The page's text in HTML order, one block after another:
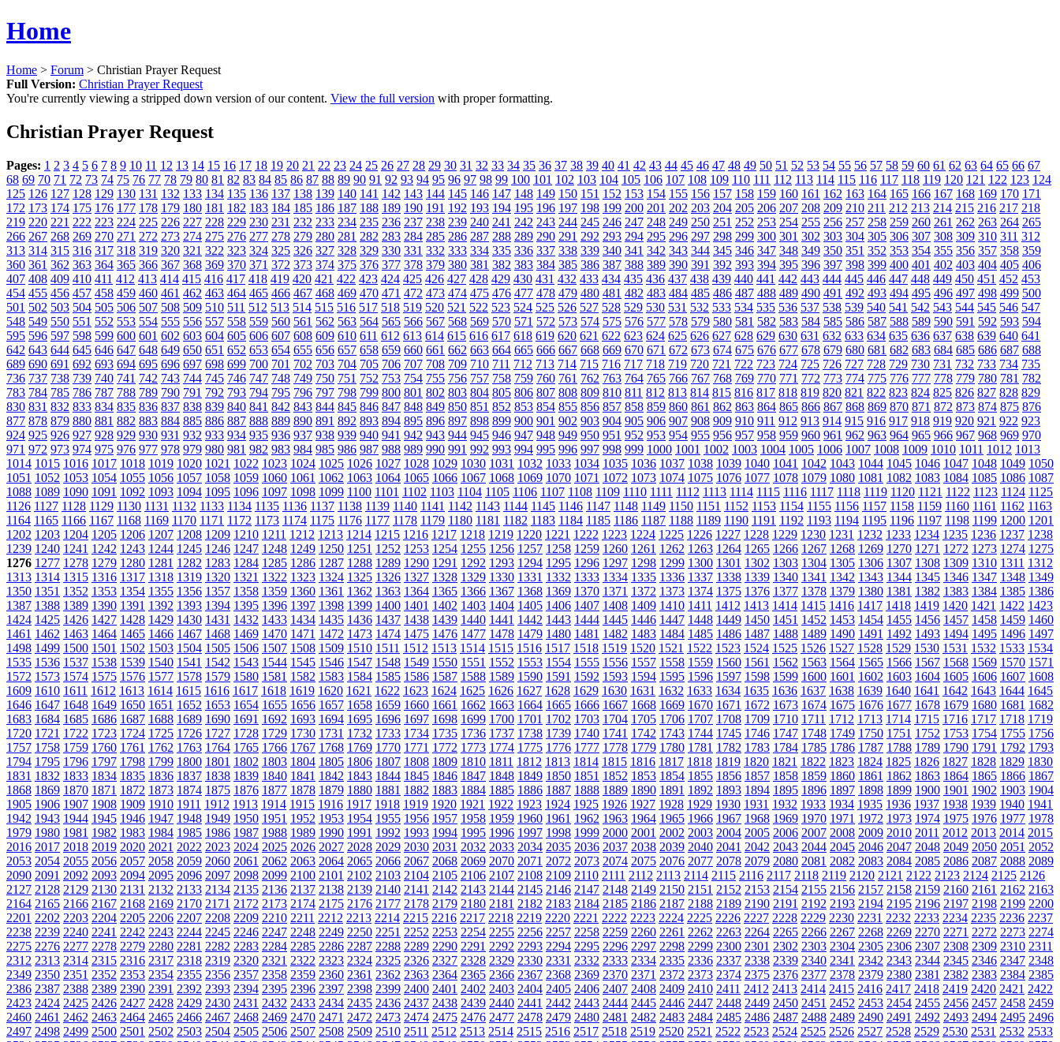
Home
Home > Forum > Christian Prayer Request
Full Version: Christian Prayer Request
You're currently viewing a stripped down version of our content. View the full version with proper formatting.
Christian Prayer Request
Pages: 1 2 3 4 5 6 7 8 9 10 11 12 13 14 15 16 17 18 19 20 21 22 23 24 25 26 27 28 29 30 31 32 33 34 35 36 37 38 39 40 41 42 43 44 45 46 47 48 49 50 51 52 53 54 55 56 57 58 59 60 61 62 63 64 65 66 67
68 69 70 71 72 73 74 75 76 77 78 79 80 81 82 83 84 85 86 87 88 89 90 91 92 93 94 95 96 97 98 99 100 101 102 103 104 105 106 107 108 109 110 111 112 113 114 115 116 117 118 119 120 121 122 123 124
125 126 127 128 129 130 131 132 133 134 135 136 137 138 139 140 141 142 143 144 145 146 147 148 149 150 151 152 153 154 155 156 157 158 159 160 161 162 163 164 165 166 167 168 169 170 171
172 173 174 175 176 177 178 179 180 181 182 183 184 185 186 187 188 189 190 191 192 193 194 195 196 197 198 199 200 201 202 203 204 205 206 207 208 209 210 211 212 213 214 215 216 217 218
219 220 221 222 223 224 225 226 227 228 229 230 231 232 233 234 235 236 237 238 239 240 241 242 243 244 245 246 247 248 249 250 251 252 253 254 255 256 257 258 259 260 261 262 263 264 265
266 267 268 269 270 271 272 273 274 275 276 277 278 279 280 281 282 283 284 285 286 287 288 289 290 291 292 293 294 295 296 297 298 299 300 301 302 303 304 305 306 307 308 309 310 311 312
313 314 315 316 317 318 319 320 321 322 323 324 325 326 327 328 329 330 331 332 333 334 335 336 337 338 339 340 341 342 343 344 345 346 347 348 349 350 351 352 353 354 355 356 357 358 359
360 361 362 363 364 365 366 367 368 369 370 371 372 373 374 375 376 377 378 379 380 381 382 383 384 385 386 387 388 389 390 391 392 393 394 395 396 397 398 399 400 401 402 403 404 405 406
407 408 409 410 411 412 413 414 415 416 417 418 419 420 421 422 423 424 425 426 427 428 429 430 431 432 433 434 435 436 437 438 439 440 441 442 443 444 445 446 447 448 449 450 451 452 453
454 455 456 457 458 459 460 461 462 463 464 465 466 467 468 469 470 471 472 473 474 475 476 477 478 479 480 481 482 483 484 485 486 487 488 489 490 491 492 493 494 495 496 497 498 499 500
501 502 503 504 505 506 507 508 509 510 511 512 513 514 515 516 517 518 519 520 521 522 523 524 525 526 527 528 529 530 531 532 533 534 535 536 537 538 539 540 541 542 543 544 545 546 547
548 549 550 551 552 553 554 555 556 557 558 559 560 561 562 563 564 565 566 567 568 569 570 571 572 573 574 575 576 577 578 579 580 581 582 583 584 585 586 587 588 589 590 591 592 593 594
595 596 597 598 599 600 601 602 603 604 605 606 607 608 609 610 611 612 613 614 615 616 617 618 619 620 621 622 623 624 625 626 627 628 629 630 631 632 633 634 635 636 637 638 639 640 641
642 643 644 645 646 647 648 649 650 651 652 653 654 655 656 657 658 659 660 661 662 663 664 665 666 667 668 669 670 671 672 673 674 675 676 677 678 679 680 681 682 683 684 685 686 687 688
689 690 691 692 693 694 695 696 697 698 699 700 701 702 703 704 705 706 707 708 709 710 711 712 713 714 715 716 717 718 719 720 721 722 723 724 725 726 727 728 729 730 731 732 733 734 735
736 737 738 739 740 741 742 743 744 745 746 747 748 749 750 751 752 753 754 755 756 757 758 759 760 761 762 763 764 765 766 767 768 769 770 771 772 773 774 775 776 777 778 779 780 781 782
783 784 785 786 787 788 789 790 791 792 793 794 795 796 797 798 799 800 801 802 803 804 805 806 807 808 809 810 811 812 813 814 815 816 817 818 819 820 821 822 823 824 825 826 827 828 829
830 831 832 833 834 835 836 837 838 839 840 841 842 843 844 845 846 847 848 849 850 851 852 853 854 855 856 857 858 859 860 861 862 863 864 865 866 867 868 869 870 871 872 873 874 875 876
877 878 879 880 881 882 883 884 885 886 887 888 889 890 891 892 893 894 895 896 897 898 899 900 901 902 903 904 905 906 907 908 909 910 911 912 913 914 915 916 917 918 919 920 921 922 923
924 925 926 927 928 929 930 931 932 933 934 935 936 937 938 939 940 941 942 943 944 945 946 947 948 949 950 951 952 953 954 955 956 957 958 959 960 961 962 963 964 965 966 967 968 969 970
971 972 973 974 975 976 977 978 979 980 981 982 983 984 985 986 987 988 989 990 991 992 993 994 995 996 997 998 999 1000 1001 1002 1003 1004 1005 1006 1007 1008 1009 1010 1011 1012 1013
1014 1015 1016 1017 1018 1019 1020 1021 1022 1023 1024 1025 1026 1027 1028 1029 1030 1031 1032 1033 1034 1035 1036 1037 1038 1039 1040 1041 1042 1043 1044 1045 1046 1047 1048 1049 1050
1051 1052 1053 1054 1055 1056 1057 1058 1059 1060 1061 1062 1063 1064 1065 1066 1067 1068 1069 1070 1071 1072 1073 1074 1075 1076 1077 1078 1079 1080 1081 1082 1083 1084 1085 1086 1087
1088 1089 1090 1091 1092 1093 1094 1095 1096 1097 1098 1099 1100 1101 1102 1103 1104 1105 1106 1107 1108 1109 1110 1111 1112 1113 1114 1115 1116 1117 1118 1119 1120 1121 1122 1123 1124 1125
1126 1127 1128 1129 1130 1131 1132 1133 1134 1135 1136 1137 1138 1139 1140 1141 1142 1143 1144 1145 1146 1147 1148 1149 1150 1151 1152 1153 1154 1155 1156 1157 1158 1159 1160 1161 1162 1163
1164 1165 1166 1167 1168 1169 1170 1171 1172 1173 1174 1175 1176 1177 1178 1179 1180 1181 1182 1183 1184 1185 1186 1187 1188 1189 1190 1191 1192 1193 1194 1195 1196 1197 1198 1199 1200 1201
1202 1203 1204 1205 1206 1207 1208 1209 1210 1211 1212 1213 1214 1215 1216 1217 1218 1219 1220 1221 1222 1223 1224 1225 1226 1227 1228 1229 1230 1231 1232 1233 1234 1235 1236 1237 1238
1239 1240 1241 1242 1243 1244 1245 1246 1247 1248 1249 1250 1251 1252 1253 1254 1255 1256 1257 1258 1259 1260 1261 1262 1263 1264 1265 1266 1267 1268 1269 1270 1271 1272 1273 1274 1275
1276 1277 1278 1279 1280 1281 1282 1283 1284 1285 1286 1287 1288 1289 1290 1291 1292 1293 1294 1295 1296 1297 1298 1299 1300 1301 1302 1303 1304 1305 1306 1307 1308 1309 1310 1311 1312
1313 1314 1315 1316 1317 1318 1319 1320 1321 1322 1323 1324 1325 1326 1327 1328 1329 1330 1331 1332 1333 1334 1335 1336 1337 1338 1339 1340 1341 1342 1343 1344 1345 1346 1347 1348 1349
1350 1351 1352 1353 1354 1355 1356 1357 1358 1359 1360 1361 1362 1363 1364 1365 1366 1367 1368 1369 1370 1371 1372 1373 1374 1375 1376 1377 1378 1379 1380 1381 1382 1383 1384 1385 1386
1387 1388 1389 1390 1391 1392 1393 1394 1395 1396 1397 1398 1399 1400 1401 1402 1403 1404 1405 1406 1407 1408 1409 1410 1411 1412 1413 1414 1415 1416 1417 1418 1419 1420 1421 1422 1423
1424 1425 1426 1427 1428 1429 1430 1431 1432 1433 1434 1435 1436 1437 1438 1439 1440 1441 1442 1443 1444 1445 1446 1447 1448 1449 1450 1451 1452 1453 1454 1455 1456 1457 1458 1459 1460
1461 1462 1463 1464 1465 1466 1467 1468 1469 1470 1471 1472 1473 1474 1475 1476 1477 1478 1479 1480 1481 1482 1483 1484 1485 1486 1487 1488 1489 1490 1491 1492 1493 1494 1495 1496 1497
1498 1499 1500 1501 1502 1503 1504 1505 1506 1507 1508 1509 1510 1511 1512 1513 1514 1515 1516 1517 1518 1519 1520 1521 1522 1523 1524 1525 1526 1527 1528 1529 1530 1531 1532 1533 1534
1535 1536 1537 1538 1539 1540 1541 1542 1543 1544 1545 1546 1547 1548 1549 1550 1551 1552 1553 1554 1555 1556 1557 1558 1559 1560 1561 1562 1563 1564 1565 1566 1567 1568 1569 1570 1571
1572 1573 1574 1575 1576 1577 1578 1579 1580 1581 1582 1583 1584 1585 1586 1587 1588 1589 1590 1591 1592 1593 1594 1595 1596 1597 1598 1599 1600 1601 1602 1603 1604 1605 1606 1607 1608
1609 1610 1611 1612 1613 1614 1615 1616 1617 1618 1619 1620 1621 1622 1623 1624 1625 1626 1627 1628 1629 1630 1631 1632 1633 1634 1635 1636 1637 1638 1639 1640 1641 1642 1643 1644 1645
1646 1647 1648 1649 1650 1651 1652 1653 1654 1655 1656 1657 1658 1659 1660 1661 1662 1663 1664 1665 1666 1667 1668 1669 1670 1671 1672 1673 1674 1675 1676 1677 1678 1679 1680 1681 1682
1683 1684 1685 1686 1687 1688 1689 1690 1691 1692 1693 1694 1695 1696 1697 1698 1699 1700 1701 1702 1703 1704 1705 1706 1707 1708 1709 1710 1711 1712 1713 1714 1715 1716 1717 1718 1719
1720 1721 1722 1723 1724 1725 1726 1727 1728 1729 1730 1731 1732 1733 1734 1735 1736 1737 1738 1739 1740 1741 1742 1743 1744 1745 1746 1747 1748 1749 1750 1751 1752 1753 1754 1755 1756
1757 1758 1759 1760 1761 1762 1763 1764 1765 1766 1767 1768 1769 1770 1771 1772 1773 1774 1775 1776 1777 1778 1779 1780 1781 1782 1783 1784 1785 1786 1787 1788 1789 1790 1791 1792 1793
1794 1795 1796 1797 1798 1799 1800 1801 1802 1803 1804 1805 1806 1807 1808 1809 1810 1811 1812 1813 1814 1815 1816 1817 1818 1819 1820 1821 1822 1823 1824 1825 1826 1827 1828 1829 1830
1831 1832 1833 1834 1835 1836 1837 1838 1839 1840 1841 1842 1843 1844 1845 1846 1847 1848 1849 1850 1851 1852 1853 1854 1855 1856 1857 1858 1859 1860 1861 1862 1863 1864 1865 1866 1867
1868 1869 1870 1871 1872 1873 1874 1875 1876 1877 1878 1879 1880 1881 1882 1883 1884 1885 1886 1887 1888 1889 1890 1891 1892 1893 1894 1895 1896 1897 1898 1899 1900 1901 1902 1903 1904
1905 1906 1907 1908 1909 1910 1911 1912 1913 1914 1915 1916 1917 1918 1919 1920 1921 1922 1923 1924 1925 1926 1927 1928 1929 1930 1931 1932 1933 1934 1935 1936 1937 1938 1939 1940 1941
1942 1943 1944 1945 1946 1947 1948 1949 1950 1951 1952 1953 1954 1955 1956 1957 1958 1959 1960 1961 1962 1963 1964 1965 1966 1967 1968 1969 1970 1971 1972 1973 1974 1975 1976 1977 1978
1979 1980 1981 1982 1983 1984 1985 1986 1987 1988 1989 1990 1991 1992 1993 1994 1995 1996 1997 1998 1999 2000 2001 2002 2003 2004 2005 2006 2007 2008 2009 2010 2011 2012 2013 2014 2015
2016 2017 2018 2019 2020 2021 2022 2023 2024 2025 2026 2027 2028 2029 2030 2031 2032 2033 2034 2035 2036 2037 2038 2039 2040 2041 2042 2043 2044 2045 2046 2047 2048 2049 2050 2051 2052
2053 2054 2055 2056 2057 2058 2059 2060 2061 2062 2063 2064 2065 2066 2067 2068 2069 2070 2071 2072 2073 2074 2075 2076 2077 2078 2079 2080 2081 2082 2083 2084 2085 2086 2087 2088 2089
2090 2091 2092 2093 2094 2095 2096 2097 2098 2099 2100 2101 2102 2103 2104 2105 2106 2107 2108 2109 2110 2111 2112 2113 2114 2115 2116 2117 2118 2119 2120 2121 2122 2123 2124 2125 2126
2127 2128 2129 2130 2131 2132 2133 2134 2135 2136 2137 2138 2139 2140 2141 2142 2143 2144 2145 2146 2147 2148 2149 2150 2151 2152 2153 2154 2155 2156 2157 2158 2159 2160 2161 2162 2163
2164 2165 2166 2167 2168 2169 2170 2171 2172 2173 2174 2175 2176 2177 2178 2179 2180 2181 2182 2183 2184 2185 2186 2187 2188 2189 2190 2191 2192 2193 2194 2195 2196 2197 2198 2199 2200
2201 2202 2203 2204 2205 2206 2207 2208 2209 2210 2211 2212 2213 2214 2215 2216 2217 2218 2219 2220 2221 2222 2223 2224 2225 2226 2227 2228 2229 2230 2231 2232 2233 2234 2235 2236 2237
2238 2239 2240 2241 2242 2243 2244 2245 2246 2247 2248 2249 2250 2251 2252 2253 2254 2255 2256 2257 2258 2259 2260 2261 2262 2263 2264 2265 2266 2267 2268 2269 2270 2271 2272 2273 2274
2275 2276 2277 2278 2279 2280 2281 2282 2283 2284 2285 2286 2287 2288 2289 2290 2291 2292 2293 2294 2295 2296 2297 2298 2299 2300 2301 2302 2303 2304 2305 2306 2307 2308 2309 2310 2311
2312 2313 2314 2315 2316 2317 2318 2319 2320 2321 2322 2323 2324 2325 2326 2327 2328 2329 2330 2331 2332 2333 2334 2335 2336 2337 2338 2339 2340 2341 2342 2343 2344 2345 2346 2347 2348
2349 2350 2351 2352 2353 2354 2355 2356 2357 2358 2359 2360 2361 2362 2363 2364 2365 2366 2367 2368 2369 2370 2371 2372 2373 2374 2375 2376 2377 2378 2379 2380 2381 2382 2383 2384 2385
2386 2387 2388 2389 2390 2391 2392 2393 2394 2395 2396 2397 2398 2399 2400 2401 2402 2403 2404 2405 2406 2407 2408 2409 2410 2411 2412 2413 2414 2415 2416 2417 2418 2419 2420 2421 2422
2423 2424 2425 2426 2427 2428 2429 2430 2431 2432 2433 2434 2435 2436 2437 2438 2439 2440 2441 2442 2443 2444 2445 2446 2447 2448 2449 2450 2451 2452 2453 2454 2455 2456 2457 2458 2459
2460 2461 2462 2463 2464 2465 2466 2467 2468 2469 2470 2471 2472 2473 2474 2475 2476 2477 2478 2479 2480 2481 2482 2483 2484 2485 2486 2487 2488 2489 2490 2491 2492 2493 2494 2495 2496
2497 2498 2499 2500 2501 2502 2503 2504 2505 2506 2507 2508 2509 2510 2511 2512 2513 2514 2515 2516 2517 2518 2519 2520 2521 2522 2523 2524 2525 2526 2527 2528 2529 2530 2531 2532 2533